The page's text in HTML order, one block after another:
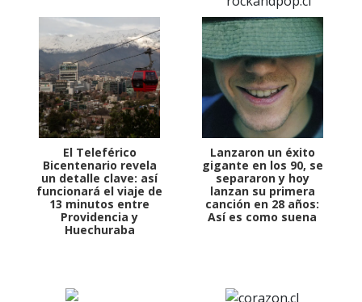
El Teleférico
Bicentenario revela
un detalle clave: así
funcionará el viaje de
13 minutos entre
Providencia y
Huechuraba
Lanzaron un éxito
gigante en los 90, se
separaron y hoy
lanzan su primera
canción en 28 años:
Así es como suena